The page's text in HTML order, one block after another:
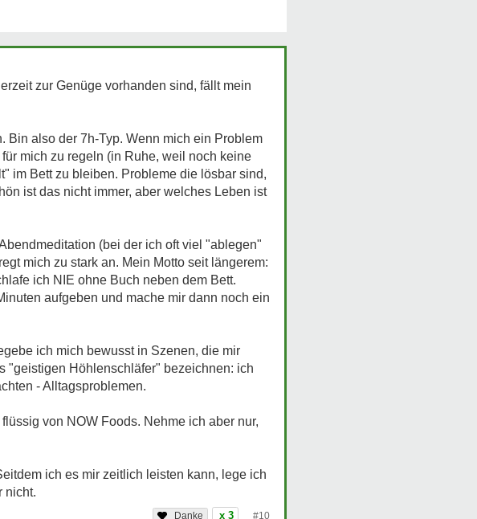
zur Genüge vorhanden sind, fällt mein
Bin also der 7h-Typ. Wenn mich ein Problem
mich zu regeln (in Ruhe, weil noch keine
im Bett zu bleiben. Probleme die lösbar sind,
ist das nicht immer, aber welches Leben ist
(bei der ich oft viel "ablegen"
mich zu stark an. Mein Motto seit längerem:
ich NIE ohne Buch neben dem Bett.
aufgeben und mache mir dann noch ein
ich mich bewusst in Szenen, die mir
"geistigen Höhlenschläfer" bezeichnen: ich
- Alltagsproblemen.
von NOW Foods. Nehme ich aber nur,
ich es mir zeitlich leisten kann, lege ich
nicht.
x 3 #10